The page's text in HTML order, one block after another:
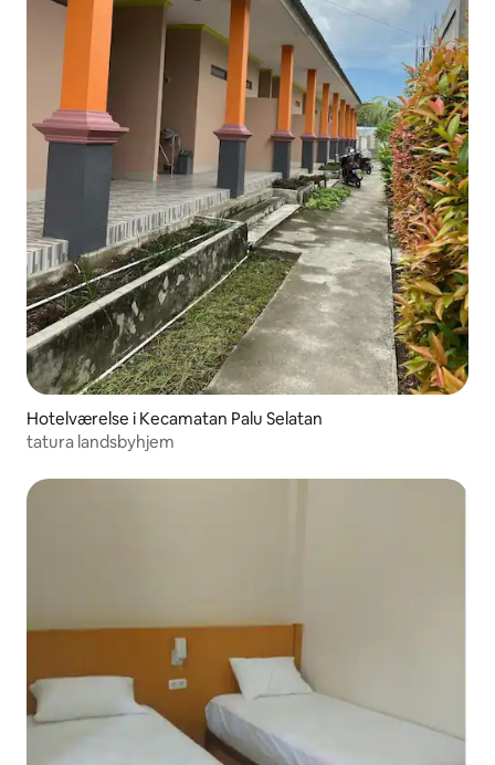
Hotelværelse i Kecamatan Palu Selatan
tatura landsbyhjem